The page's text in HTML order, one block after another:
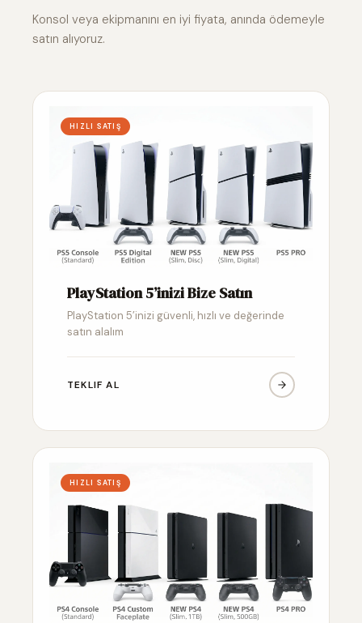
Konsol veya ekipmanını en iyi fiyata, anında ödemeyle
satın alıyoruz.
HIZLI SATIŞ
PlayStation 5’inizi Bize Satın
PlayStation 5’inizi güvenli, hızlı ve değerinde
satın alalım
TEKLIF AL
HIZLI SATIŞ